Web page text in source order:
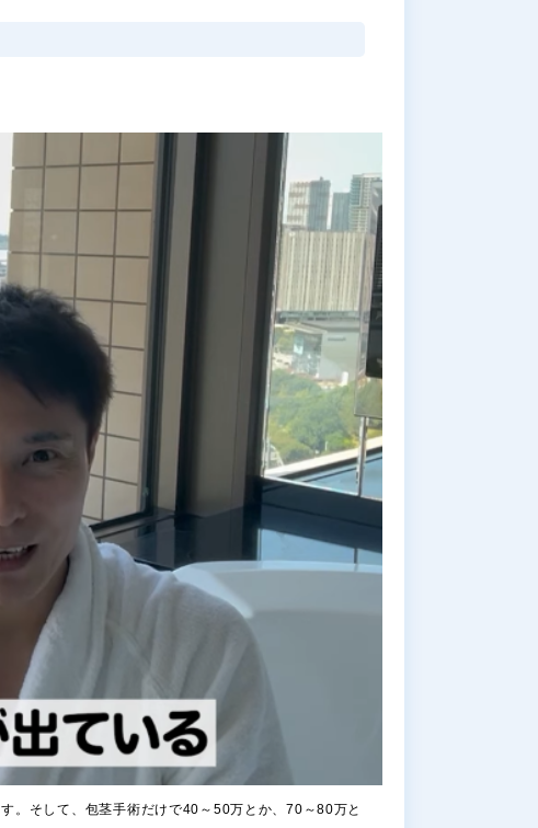
。そして、包茎手術だけで40～50万とか、70～80万と